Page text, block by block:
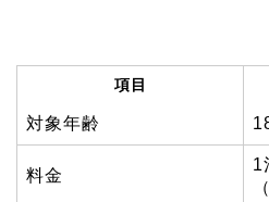
項目
対象年齢
料金
1